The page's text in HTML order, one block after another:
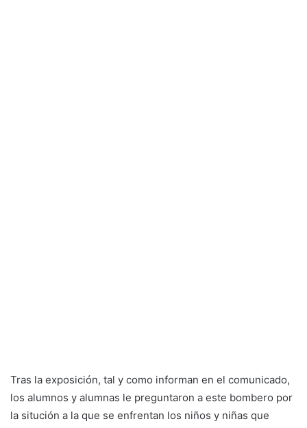
Tras la exposición, tal y como informan en el comunicado,
los alumnos y alumnas le preguntaron a este bombero por
la situción a la que se enfrentan los niños y niñas que